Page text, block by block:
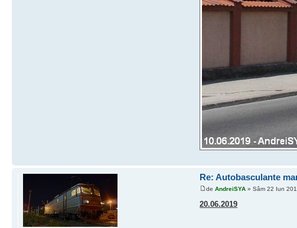
Re: Autobasculante
deAndreiSYA » Sâm 22 Iun
20.06.2019